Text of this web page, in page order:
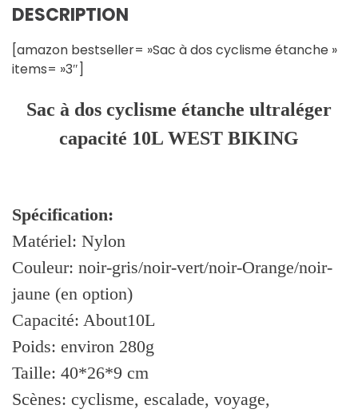
DESCRIPTION
[amazon bestseller= »Sac à dos cyclisme étanche »
items= »3″]
Sac à dos cyclisme étanche ultraléger
capacité 10L WEST BIKING
Spécification:
Matériel: Nylon
Couleur: noir-gris/noir-vert/noir-Orange/noir-
jaune (en option)
Capacité: About10L
Poids: environ 280g
Taille: 40*26*9 cm
Scènes: cyclisme, escalade, voyage,